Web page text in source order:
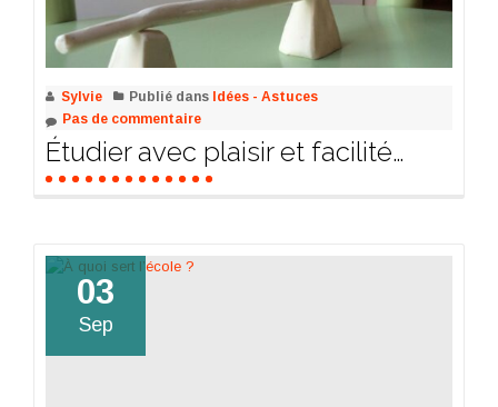
Sylvie Publié dans Idées - Astuces
Pas de commentaire
Étudier avec plaisir et facilité…
03
Sep